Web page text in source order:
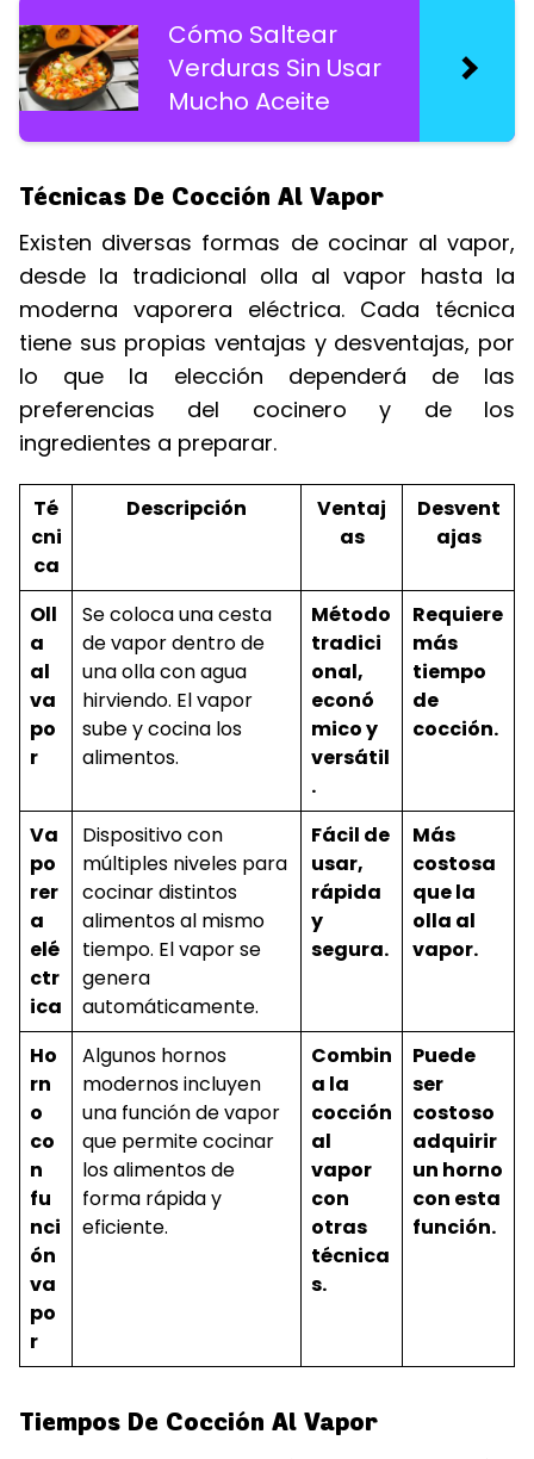
Cómo Saltear
Verduras Sin Usar
Mucho Aceite
Técnicas De Cocción Al Vapor
Existen diversas formas de cocinar al vapor,
desde la tradicional olla al vapor hasta la
moderna vaporera eléctrica. Cada técnica
tiene sus propias ventajas y desventajas, por
lo que la elección dependerá de las
preferencias del cocinero y de los
ingredientes a preparar.
Té
cni
ca
Descripción
Ventaj
as
Desvent
ajas
Oll
a
al
va
po
r
Se coloca una cesta
de vapor dentro de
una olla con agua
hirviendo. El vapor
sube y cocina los
alimentos.
Método
tradici
onal,
econó
mico y
versátil
.
Requiere
más
tiempo
de
cocción.
Va
po
rer
a
elé
ctr
ica
Dispositivo con
múltiples niveles para
cocinar distintos
alimentos al mismo
tiempo. El vapor se
genera
automáticamente.
Fácil de
usar,
rápida
y
segura.
Más
costosa
que la
olla al
vapor.
Ho
rn
o
co
n
fu
nci
ón
va
po
r
Algunos hornos
modernos incluyen
una función de vapor
que permite cocinar
los alimentos de
forma rápida y
eficiente.
Combin
a la
cocción
al
vapor
con
otras
técnica
s.
Puede
ser
costoso
adquirir
un horno
con esta
función.
Tiempos De Cocción Al Vapor